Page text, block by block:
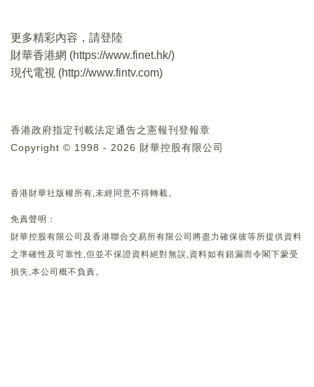
更多精彩內容，請登陸
財華香港網 (https://www.finet.hk/)
現代電視 (http://www.fintv.com)
香港政府指定刊載法定通告之憲報刊登報章
Copyright © 1998 - 2026 財華控股有限公司
香港財華社版權所有,未經同意不得轉載。
免責聲明：
財華控股有限公司及香港聯合交易所有限公司將盡力確保彼等所提供資料
之準確性及可靠性,但並不保證資料絕對無誤,資料如有錯漏而令閣下蒙受
損失,本公司概不負責。